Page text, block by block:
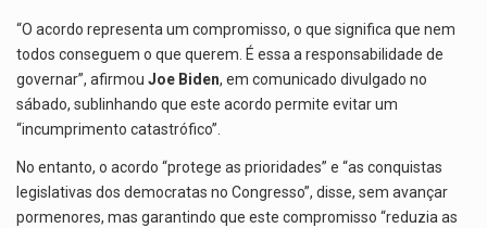
“O acordo representa um compromisso, o que significa que nem
todos conseguem o que querem. É essa a responsabilidade de
governar”, afirmou Joe Biden, em comunicado divulgado no
sábado, sublinhando que este acordo permite evitar um
“incumprimento catastrófico”.
No entanto, o acordo “protege as prioridades” e “as conquistas
legislativas dos democratas no Congresso”, disse, sem avançar
pormenores, mas garantindo que este compromisso “reduzia as